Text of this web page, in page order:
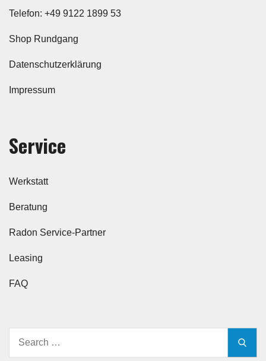
Telefon: +49 9122 1899 53
Shop Rundgang
Datenschutzerklärung
Impressum
Service
Werkstatt
Beratung
Radon Service-Partner
Leasing
FAQ